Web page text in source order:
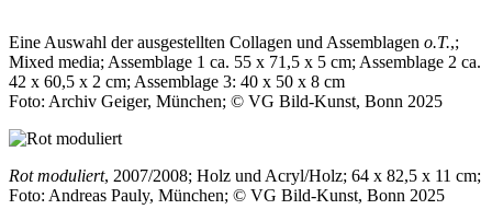
Eine Auswahl der ausgestellten Collagen und Assemblagen o.T.,;
Mixed media; Assemblage 1 ca. 55 x 71,5 x 5 cm; Assemblage 2 ca.
42 x 60,5 x 2 cm; Assemblage 3: 40 x 50 x 8 cm
Foto: Archiv Geiger, München; © VG Bild-Kunst, Bonn 2025
Rot moduliert, 2007/2008; Holz und Acryl/Holz; 64 x 82,5 x 11 cm;
Foto: Andreas Pauly, München; © VG Bild-Kunst, Bonn 2025